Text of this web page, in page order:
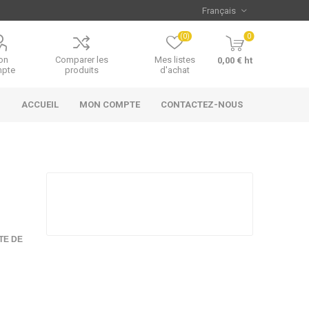
Comparer les
produits
Mes listes
d'achat
(0) 0
0,00 € ht
ACCUEIL MON COMPTE CONTACTEZ-NOUS
DE